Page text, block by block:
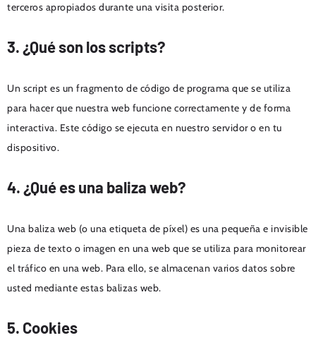
terceros apropiados durante una visita posterior.
3. ¿Qué son los scripts?
Un script es un fragmento de código de programa que se utiliza
para hacer que nuestra web funcione correctamente y de forma
interactiva. Este código se ejecuta en nuestro servidor o en tu
dispositivo.
4. ¿Qué es una baliza web?
Una baliza web (o una etiqueta de píxel) es una pequeña e invisible
pieza de texto o imagen en una web que se utiliza para monitorear
el tráfico en una web. Para ello, se almacenan varios datos sobre
usted mediante estas balizas web.
5. Cookies